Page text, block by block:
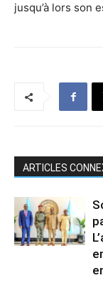
jusqu’à lors son
ARTICLES